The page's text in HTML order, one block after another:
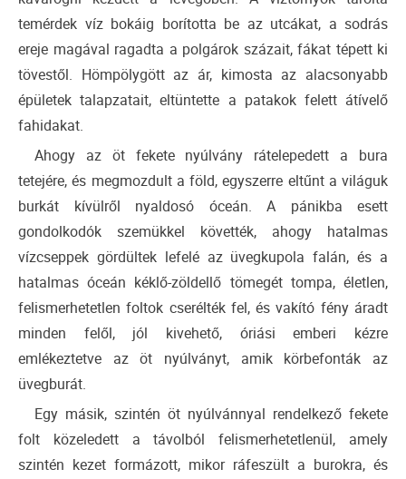
temérdek víz bokáig borította be az utcákat, a sodrás
ereje magával ragadta a polgárok százait, fákat tépett ki
tövestől. Hömpölygött az ár, kimosta az alacsonyabb
épületek talapzatait, eltüntette a patakok felett átívelő
fahidakat.
Ahogy az öt fekete nyúlvány rátelepedett a bura
tetejére, és megmozdult a föld, egyszerre eltűnt a világuk
burkát kívülről nyaldosó óceán. A pánikba esett
gondolkodók szemükkel követték, ahogy hatalmas
vízcseppek gördültek lefelé az üvegkupola falán, és a
hatalmas óceán kéklő-zöldellő tömegét tompa, életlen,
felismerhetetlen foltok cserélték fel, és vakító fény áradt
minden felől, jól kivehető, óriási emberi kézre
emlékeztetve az öt nyúlványt, amik körbefonták az
üvegburát.
Egy másik, szintén öt nyúlvánnyal rendelkező fekete
folt közeledett a távolból felismerhetetlenül, amely
szintén kezet formázott, mikor ráfeszült a burokra, és